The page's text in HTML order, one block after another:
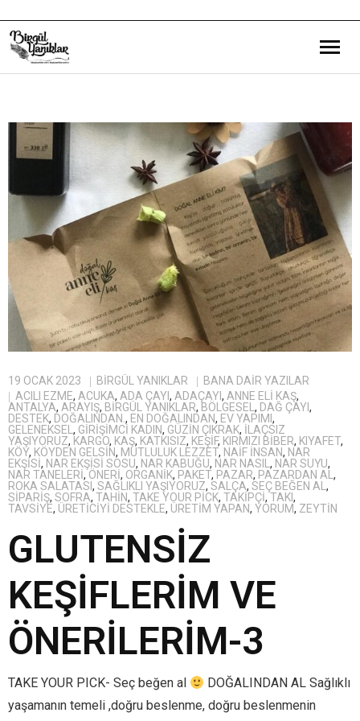
Eğitim Yazılarım
Gezi ve Kültür Yazılarım
Röportajlarım
Destek Olduğum Projeler
Yürüttüğüm Projeler
19 OCAK 2023 BIRGÜL YANIKLAR
BANA DAIR YAZILAR
ACILI EZME, ACUKA, ADA ÇAYI , ADAÇAYI , ANNE ELI KAŞ,
ANTALYA, ARAYIŞ, BİRGÜL YANIKLAR, BÖLGESEL, DAĞ ÇAYI ,
DESTEK, DOĞALINDAN., EN DOĞALINDAN, EV YAPIMI ,
GELENEKSEL, GIRIŞIMCI KADIN, GÜZIN ÇIKRAK, ILAÇSIZ
YAŞIYORUZ, KARGO, KAŞ, KATKISIZ, KEŞIF, KIRMIZI BIBER, KIYAFET,
KÖY, KÖYDEN GELSIN, MUTLULUK LEZZET, NAIF INSAN, NAR
EKŞISI, NAR EKŞISI SOSU, NAR KABUĞU, NAR NASIL, NAR SUYU,
NAR TANELERI, ÖNERI, ORGANIK, PAKET, PAZAR, PAZARDAN AL,
ROKA SALATASI , SAĞLIKLI YAŞIYORUZ, SALÇA, SEÇ BEĞEN AL,
SIPARIŞ, SOFRA, TAHIN, TAKE YOUR PICK, TAKIPÇI, TAKI,
TAVSIYE, ÜRETICIYI DESTEKLE, ÜRETIM YAPAN, YORUM, ZEYTIN
GLUTENSİZ
KEŞİFLERİM VE
ÖNERİLERİM-3
TAKE YOUR PICK- Seç beğen al
DOĞALINDAN AL Sağlıklı
yaşamanın temeli ,doğru beslenme, doğru beslenmenin